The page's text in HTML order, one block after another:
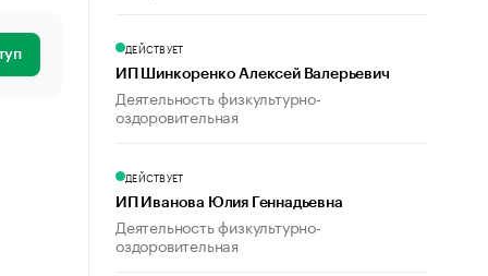
ДЕЙСТВУЕТ
ИП Шинкоренко Алексей Валерьевич
Деятельность физкультурно-
оздоровительная
ДЕЙСТВУЕТ
ИП Иванова Юлия Геннадьевна
Деятельность физкультурно-
оздоровительная